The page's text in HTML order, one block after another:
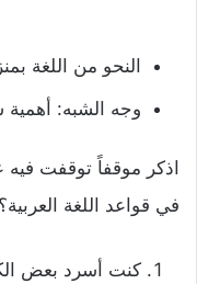
النحو من اللغة
وجه الشبه:
اذكر موقفاً توقفت
في قواعد اللغة العربية؟
كنت أسرد بعض